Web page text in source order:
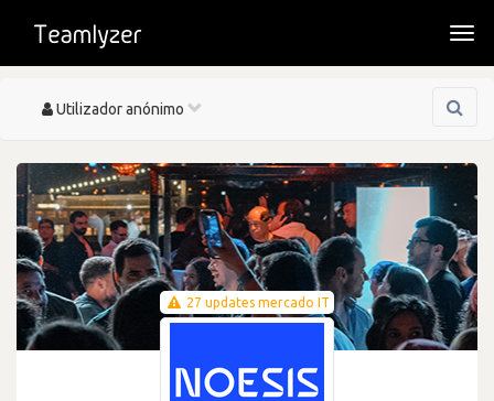
Toggle
Utilizador anónimo
27 updates mercado IT